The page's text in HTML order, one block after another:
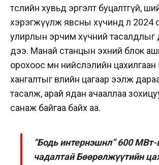
төслийн хувьд эргэлт буцалтгүй,
хэрэгжүүлж явсны хүчинд л 2024
улирлын эрчим хүчний тасалдлыг
дээ. Манай станцын эхний блок
орохоос өмнө нийслэлийн
хангалтыг өвлийн цагаар ээлж
тасалж, арай ядан ачааллаа
санаж байгаа байх аа.
“Бодь интернэшнл” 600
чадалтай Бөөрөлжүүтийн